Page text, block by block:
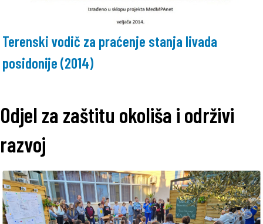
Terenski vodič za praćenje stanja livada
posidonije (2014)
Odjel za zaštitu okoliša i održivi
razvoj